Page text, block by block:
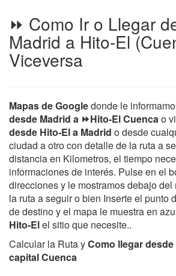
⏩ Como Ir o Llegar
Madrid a Hito-El
Viceversa
Mapas de Googledonde le
desde Madrid a ⏩Hito-El Cuencao
desde Hito-El a Madrid o desde
ciudad a otro con detalle de la ruta a
distancia en Kilometros, el tiempo
informaciones de interés. Pulse en el
direcciones y le mostramos debajo
la ruta a seguir o bien Inserte el punto
de destino y el mapa le muestra en
Hito-Elel sitio que necesite..
Calcular la Ruta yComo llegar
capital Cuenca